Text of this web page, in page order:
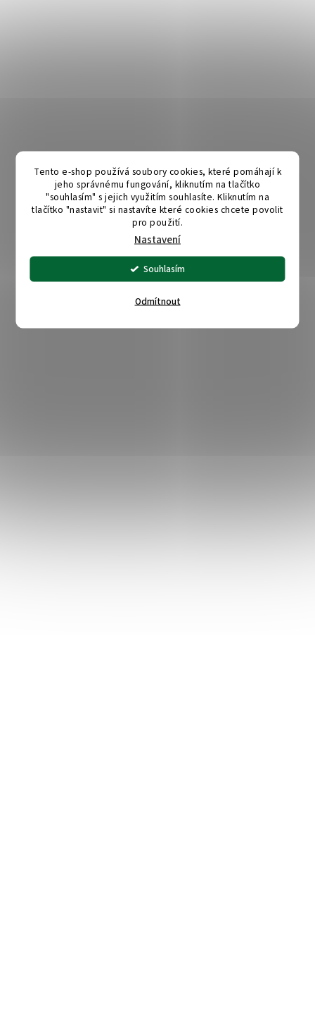
Tento e-shop používá soubory cookies, které pomáhají k
jeho správnému fungování, kliknutím na tlačítko
"souhlasím" s jejich využitím souhlasíte. Kliknutím na
tlačítko "nastavit" si nastavíte které cookies chcete povolit
pro použití.
Nastavení
Odmítnout
Souhlasím